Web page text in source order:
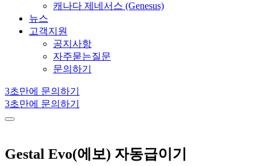
캐나다 제네서스 (Genesus)
뉴스
고객지원
공지사항
자주묻는질문
문의하기
3초만에 문의하기
3초만에 문의하기
Gestal Evo(에보) 자동급이기